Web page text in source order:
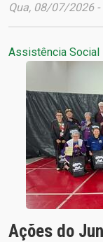
Qua, 08/07/2026 -
Assistência Social
Ações do